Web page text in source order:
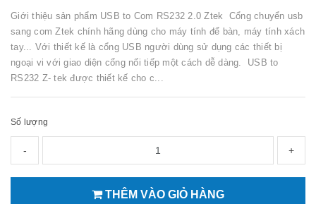
Giới thiệu sản phẩm USB to Com RS232 2.0 Ztek Cổng chuyển usb
sang com Ztek chính hãng dùng cho máy tính để bàn, máy tính xách
tay... Với thiết kế là cổng USB người dùng sử dụng các thiết bị
ngoại vi với giao diện cổng nối tiếp một cách dễ dàng. USB to
RS232 Z- tek được thiết kế cho c...
Số lượng
- +
THÊM VÀO GIỎ HÀNG